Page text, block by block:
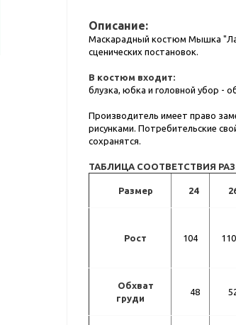
Описание:
Маскарадный костюм Мышка
сценических постановок.
В костюм входит:
блузка, юбка и головной убор -
Производитель имеет право
рисунками. Потребительские
сохранятся.
ТАБЛИЦА СООТВЕТСТВИЯ
Размер 24
Рост 104 110
Обхват
груди
48